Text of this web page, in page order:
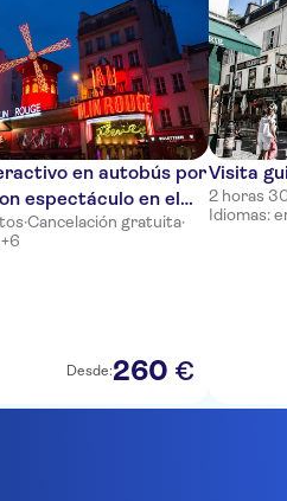
en autobús por
espectáculo en el
·Cancelación gratuita·
Desde:260 €
Visita
2 horas
Idiomas: